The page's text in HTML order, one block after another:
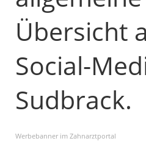
Übersicht
Social-
Sudbrack.
Werbebanner im Zahnarztportal